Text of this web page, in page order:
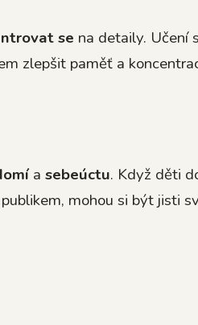
se na detaily. Učení
zlepšit paměť a
a sebeúctu. Když děti
mohou si být jisti